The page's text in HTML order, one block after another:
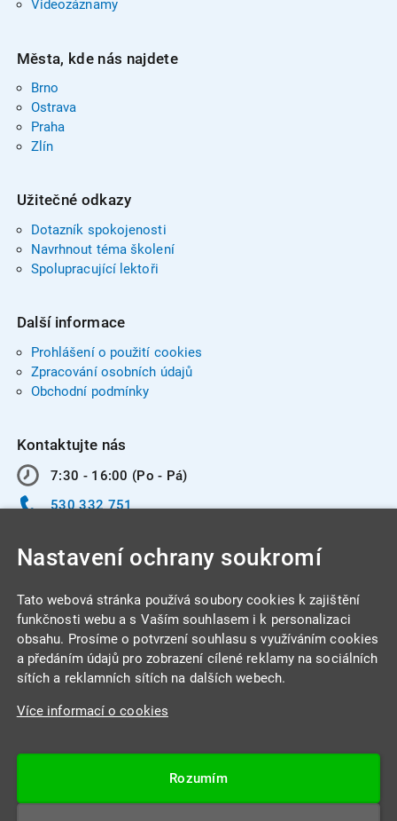
Videozáznamy
Města, kde nás najdete
Brno
Ostrava
Praha
Zlín
Užitečné odkazy
Dotazník spokojenosti
Navrhnout téma školení
Spolupracující lektoři
Další informace
Prohlášení o použití cookies
Zpracování osobních údajů
Obchodní podmínky
Kontaktujte nás
7:30 - 16:00 (Po - Pá)
530 332 751
INTEGRA CENTRUM s.r.o.
Jabloňová 662/7
Datová schránka: 4beca6d
Nastavení ochrany soukromí
Tato webová stránka používá soubory cookies k zajištění
funkčnosti webu a s Vaším souhlasem i k personalizaci
obsahu. Prosíme o potvrzení souhlasu s využíváním cookies
a předáním údajů pro zobrazení cílené reklamy na sociálních
sítích a reklamních sítích na dalších webech.
Více informací o cookies
Rozumím